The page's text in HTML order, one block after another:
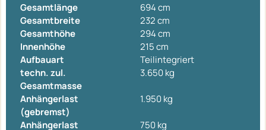
Gesamtlänge
694 cm
Gesamtbreite
232 cm
Gesamthöhe
294 cm
Innenhöhe
215 cm
Aufbauart
Teilintegriert
techn. zul.
Gesamtmasse
3.650 kg
Anhängerlast
(gebremst)
1.950 kg
Anhängerlast
750 kg